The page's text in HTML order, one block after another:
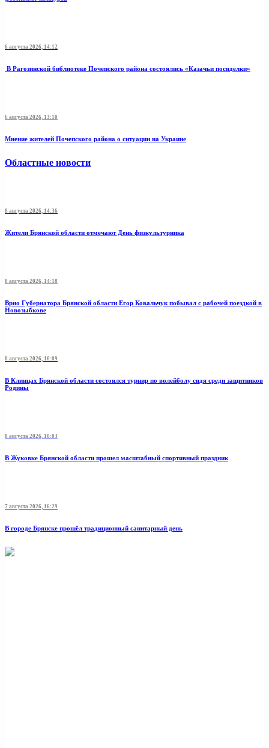
6 августа 2026, 14:12
В Рагозинской библиотеке Почепского района состоялись «Казачьи посиделки»
6 августа 2026, 13:10
Мнение жителей Почепского района о ситуации на Украине
Областные новости
8 августа 2026, 14:36
Жители Брянской области отмечают День физкультурника
8 августа 2026, 14:18
Врио Губернатора Брянской области Егор Ковальчук побывал с рабочей поездкой в
Новозыбкове
8 августа 2026, 10:09
В Клинцах Брянской области состоялся турнир по волейболу сидя среди защитников
Родины
8 августа 2026, 10:03
В Жуковке Брянской области прошел масштабный спортивный праздник
7 августа 2026, 16:29
В городе Брянске прошёл традиционный санитарный день